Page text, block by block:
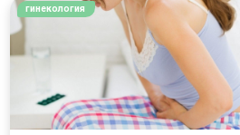
гинекология